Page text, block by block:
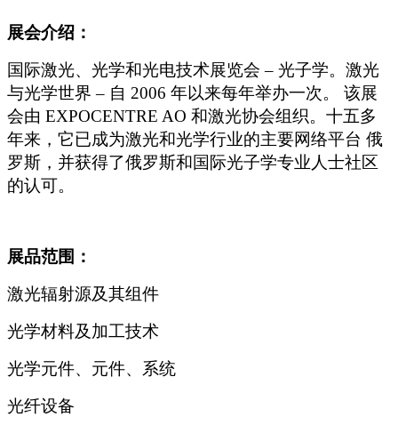
展会介绍：
国际激光、光学和光电技术展览会 – 光子学。激光
与光学世界 – 自 2006 年以来每年举办一次。 该展
会由 EXPOCENTRE AO 和激光协会组织。十五多
年来，它已成为激光和光学行业的主要网络平台 俄
罗斯，并获得了俄罗斯和国际光子学专业人士社区
的认可。
展品范围：
激光辐射源及其组件
光学材料及加工技术
光学元件、元件、系统
光纤设备